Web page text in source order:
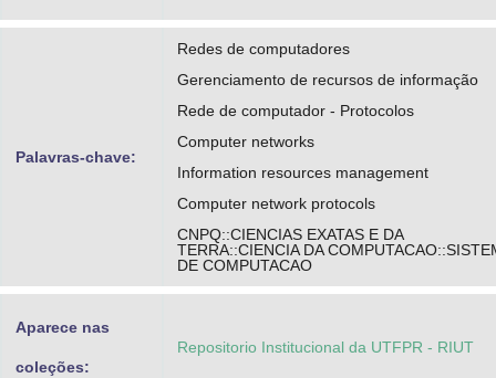
Palavras-chave:
Redes de computadores
Gerenciamento de recursos de informação
Rede de computador - Protocolos
Computer networks
Information resources management
Computer network protocols
CNPQ::CIENCIAS EXATAS E DA
TERRA::CIENCIA DA
DE COMPUTACAO
Aparece nas
coleções:
Repositorio Institucional da UTFPR - RIUT